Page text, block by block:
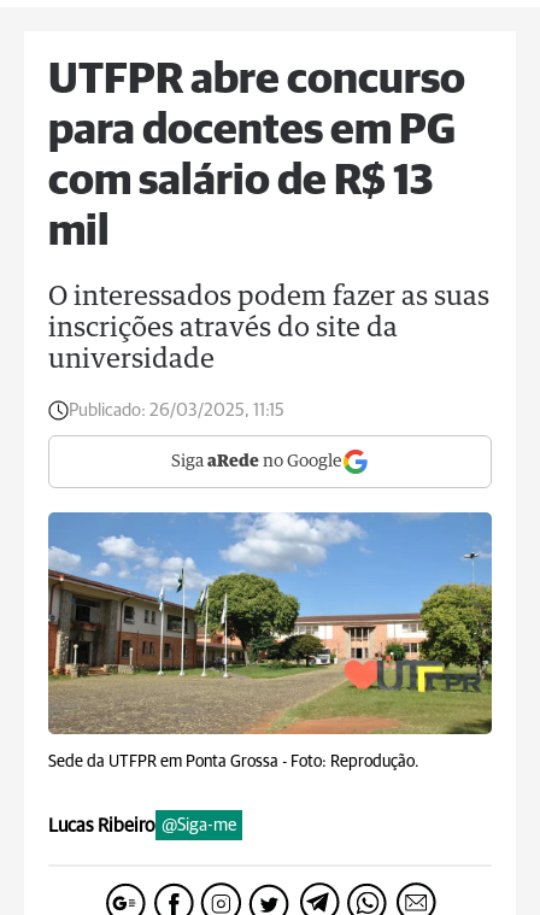
UTFPR abre concurso
para docentes em PG
com salário de R$ 13
mil
O interessados podem fazer as suas
inscrições através do site da
universidade
Publicado: 26/03/2025, 11:15
Siga aRede no Google
Sede da UTFPR em Ponta Grossa - Foto: Reprodução.
Lucas Ribeiro @Siga-me